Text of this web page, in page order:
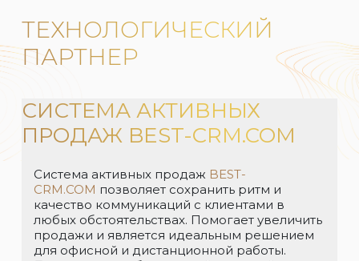
ТЕХНОЛОГИЧЕСКИЙ
ПАРТНЕР
СИСТЕМА АКТИВНЫХ
ПРОДАЖ BEST-CRM.COM
Система активных продаж BEST-
CRM.COM позволяет сохранить ритм и
качество коммуникаций с клиентами в
любых обстоятельствах. Помогает увеличить
продажи и является идеальным решением
для офисной и дистанционной работы.